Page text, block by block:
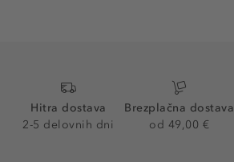
Hitra dostava
2-5 delovnih dni
Brezplačna dostava
od 49,00 €